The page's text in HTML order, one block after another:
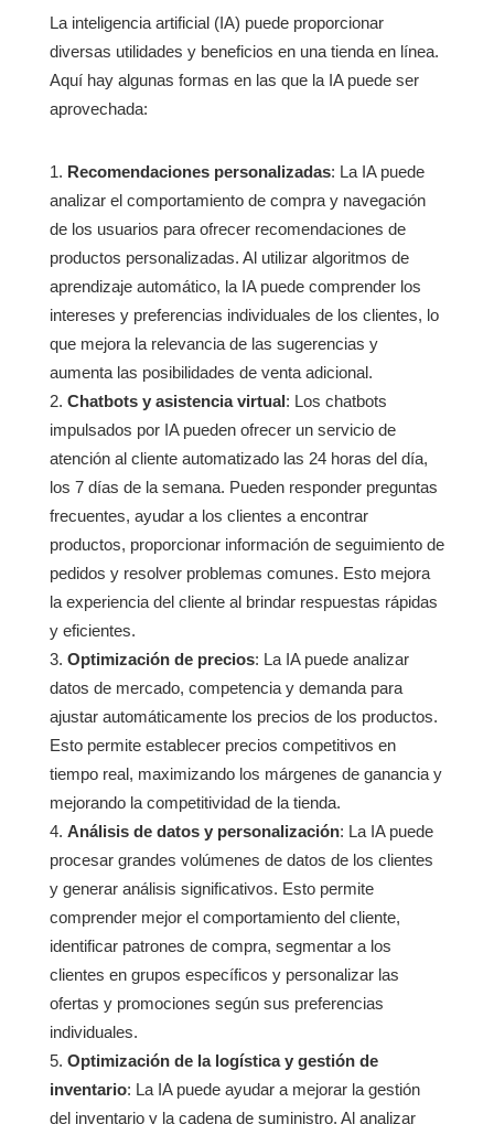
La inteligencia artificial (IA) puede proporcionar
diversas utilidades y beneficios en una tienda en línea.
Aquí hay algunas formas en las que la IA puede ser
aprovechada:
Recomendaciones personalizadas: La IA puede
analizar el comportamiento de compra y navegación
de los usuarios para ofrecer recomendaciones de
productos personalizadas. Al utilizar algoritmos de
aprendizaje automático, la IA puede comprender los
intereses y preferencias individuales de los clientes, lo
que mejora la relevancia de las sugerencias y
aumenta las posibilidades de venta adicional.
Chatbots y asistencia virtual: Los chatbots
impulsados por IA pueden ofrecer un servicio de
atención al cliente automatizado las 24 horas del día,
los 7 días de la semana. Pueden responder preguntas
frecuentes, ayudar a los clientes a encontrar
productos, proporcionar información de seguimiento de
pedidos y resolver problemas comunes. Esto mejora
la experiencia del cliente al brindar respuestas rápidas
y eficientes.
Optimización de precios: La IA puede analizar
datos de mercado, competencia y demanda para
ajustar automáticamente los precios de los productos.
Esto permite establecer precios competitivos en
tiempo real, maximizando los márgenes de ganancia y
mejorando la competitividad de la tienda.
Análisis de datos y personalización: La IA puede
procesar grandes volúmenes de datos de los clientes
y generar análisis significativos. Esto permite
comprender mejor el comportamiento del cliente,
identificar patrones de compra, segmentar a los
clientes en grupos específicos y personalizar las
ofertas y promociones según sus preferencias
individuales.
Optimización de la logística y gestión de
inventario: La IA puede ayudar a mejorar la gestión
del inventario y la cadena de suministro. Al analizar